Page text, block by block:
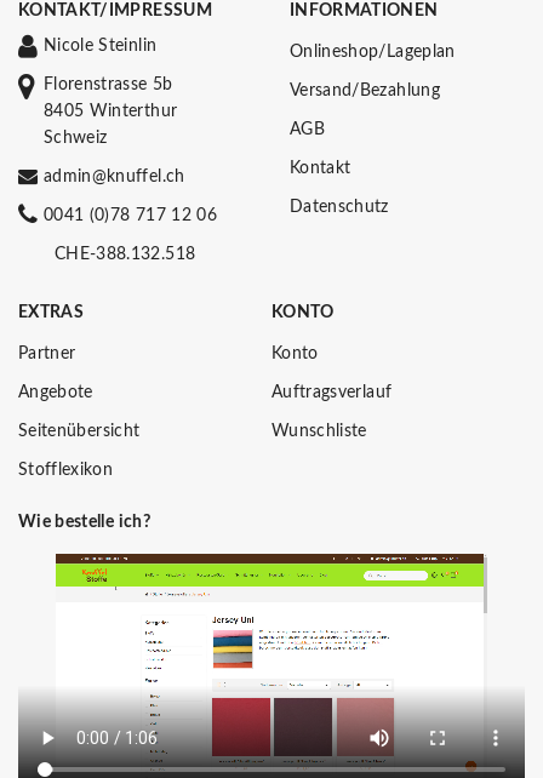
KONTAKT/IMPRESSUM
Nicole Steinlin
Florenstrasse 5b
8405 Winterthur
Schweiz
admin@knuffel.ch
0041 (0)78 717 12 06
CHE-388.132.518
INFORMATIONEN
Onlineshop/Lageplan
Versand/Bezahlung
AGB
Kontakt
Datenschutz
EXTRAS
Partner
Angebote
Seitenübersicht
Stofflexikon
KONTO
Konto
Auftragsverlauf
Wunschliste
Wie bestelle ich?